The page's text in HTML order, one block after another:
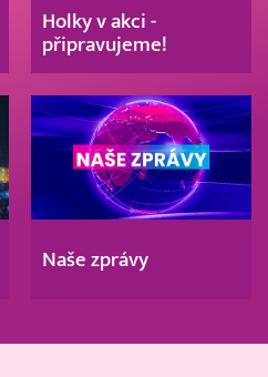
Holky v akci -
připravujeme!
Naše zprávy